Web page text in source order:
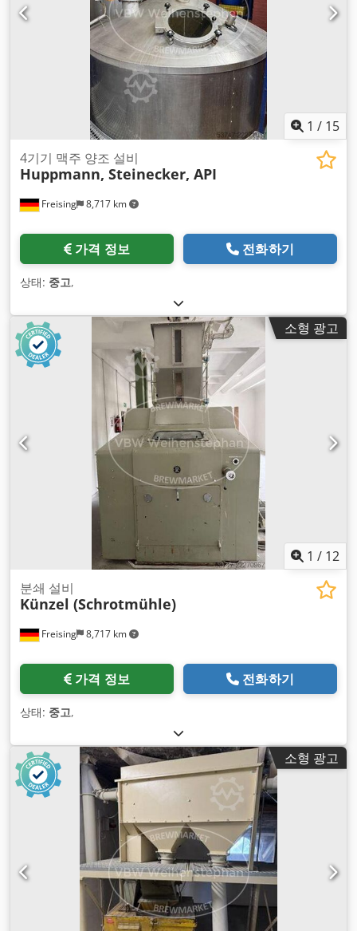
1 / 15
Freising 8,717 km
4기기 맥주 양조 설비
Huppmann, Steinecker, API
가격 정보 전화하기
상태: 중고,
소형 광고
1 / 12
Freising 8,717 km
분쇄 설비
Künzel (Schrotmühle)
가격 정보 전화하기
상태: 중고,
소형 광고